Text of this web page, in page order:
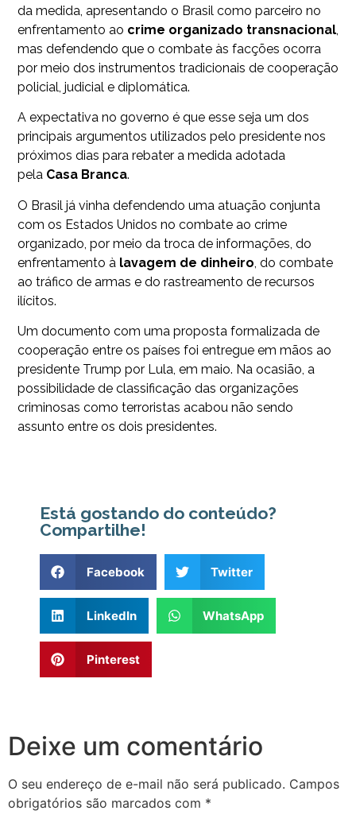
da medida, apresentando o Brasil como parceiro no
enfrentamento ao crime organizado transnacional,
mas defendendo que o combate às facções ocorra
por meio dos instrumentos tradicionais de cooperação
policial, judicial e diplomática.
A expectativa no governo é que esse seja um dos
principais argumentos utilizados pelo presidente nos
próximos dias para rebater a medida adotada
pela Casa Branca.
O Brasil já vinha defendendo uma atuação conjunta
com os Estados Unidos no combate ao crime
organizado, por meio da troca de informações, do
enfrentamento à lavagem de dinheiro , do combate
ao tráfico de armas e do rastreamento de recursos
ilícitos.
Um documento com uma proposta formalizada de
cooperação entre os países foi entregue em mãos ao
presidente Trump por Lula, em maio. Na ocasião, a
possibilidade de classificação das organizações
criminosas como terroristas acabou não sendo
assunto entre os dois presidentes.
Está gostando do conteúdo?
Compartilhe!
Facebook Twitter
LinkedIn WhatsApp
Pinterest
Deixe um comentário
O seu endereço de e-mail não será publicado. Campos
obrigatórios são marcados com *